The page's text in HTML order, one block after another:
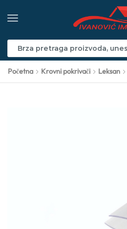
Početna Krovni pokrivači Leksan